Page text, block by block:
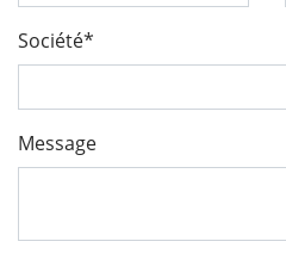
Société*
Message